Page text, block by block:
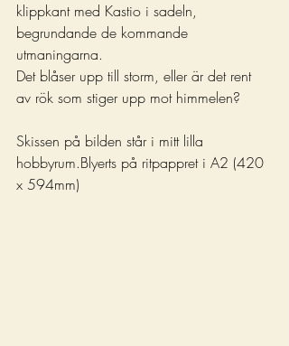
klippkant med Kastio i sadeln,
begrundande de kommande
utmaningarna.
Det blåser upp till storm, eller är det rent
av rök som stiger upp mot himmelen?
Skissen på bilden står i mitt lilla
hobbyrum.Blyerts på ritpappret i A2 (420
x 594mm)